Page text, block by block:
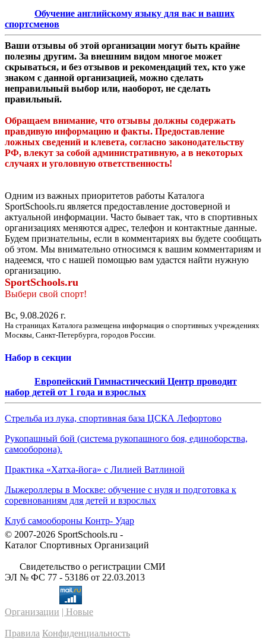
Обучение английскому языку для вас и ваших
спортсменов
Ваши отзывы об этой организации могут быть крайне
полезны другим. За внешним видом многое может
скрываться, и без отзывов и рекомендаций тех, кто уже
знаком с данной организацией, можно сделать
неправильный выбор или, наоборот, не сделать
правильный.
Обращаем внимание, что отзывы должны содержать
правдивую информацию и факты. Предоставление
ложных сведений и клевета, согласно законодательству
РФ, влекут за собой административную, а в некоторых
случаях и уголовную ответственность!
Одним из важных приоритетов работы Каталога
SportSchools.ru является предоставление достоверной и
актуальной информации. Часто бывает так, что в спортивных
организациях меняются адрес, телефон и контактные данные.
Будем признательны, если в комментариях вы будете сообщать
об этом. Мы внимательно относимся к вашим комментариям и
надеемся, что с нашей помощью вам удастся найти нужную
организацию.
SportSchools.ru
Выбери свой спорт!
Вс, 9.08.2026 г.
На страницах Каталога размещена информация о спортивных учреждениях
Москвы, Санкт-Петербурга, городов России.
Набор в секции
Европейский Гимнастический Центр проводит
набор детей от 1 года и взрослых
Стрельба из лука, спортивная база ЦСКА Лефортово
Рукопашный бой (система рукопашного боя, единоборства,
самооборона).
Практика «Хатха-йога» с Лилией Ватлиной
Лыжероллеры в Москве: обучение с нуля и подготовка к
соревнованиям для детей и взрослых
Клуб самообороны Контр- Удар
© 2007-2026 SportSchools.ru -
Каталог Спортивных Организаций
Свидетельство о регистрации СМИ
ЭЛ № ФС 77 - 53186 от 22.03.2013
Организации | Новые
Правила Конфиденциальность